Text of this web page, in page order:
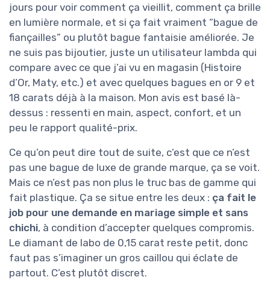
jours pour voir comment ça vieillit, comment ça brille
en lumière normale, et si ça fait vraiment “bague de
fiançailles” ou plutôt bague fantaisie améliorée. Je
ne suis pas bijoutier, juste un utilisateur lambda qui
compare avec ce que j’ai vu en magasin (Histoire
d’Or, Maty, etc.) et avec quelques bagues en or 9 et
18 carats déjà à la maison. Mon avis est basé là-
dessus : ressenti en main, aspect, confort, et un
peu le rapport qualité-prix.
Ce qu’on peut dire tout de suite, c’est que ce n’est
pas une bague de luxe de grande marque, ça se voit.
Mais ce n’est pas non plus le truc bas de gamme qui
fait plastique. Ça se situe entre les deux : ça fait le
job pour une demande en mariage simple et sans
chichi, à condition d’accepter quelques compromis.
Le diamant de labo de 0,15 carat reste petit, donc
faut pas s’imaginer un gros caillou qui éclate de
partout. C’est plutôt discret.